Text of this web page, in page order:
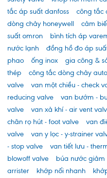
tắc áp suất danfoss
công tắc
dòng chảy honeywell
cảm
suất omron
bình tích áp
nước lạnh
đồng hồ đo áp
phao
ống inox gia công &
thép
công tắc dòng chảy
valve
van một chiều - check
reducing valve
van bướm -
valve
van xả khí - air vent
chân rọ hút - foot valve
van
valve
van y lọc - y-strainer
- stop valve
van tiết lưu -
blowoff valve
búa nước giảm
arrister
khớp nối nhanh